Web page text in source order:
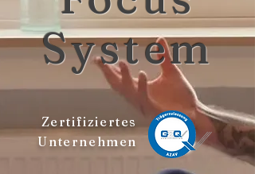
System
Zertifiziertes
Unternehmen